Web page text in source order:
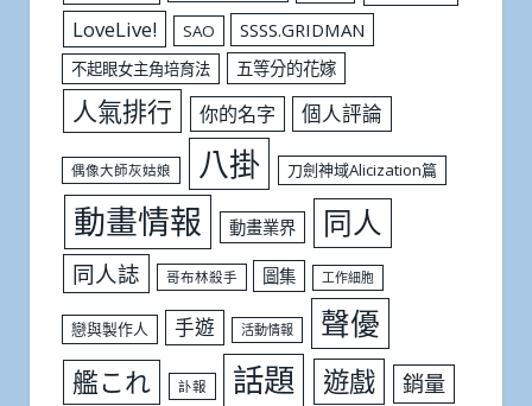
LoveLive! SAO SSSS.GRIDMAN
不起眼女主角培育法 五等分的花嫁
人氣排行 你的名字 個人評論
偶像大師灰姑娘 八掛 刀劍神域Alicization篇
動畫情報 動畫業界 同人
同人誌 哥布林殺手 圖集 工作細胞
戀與製作人 手遊 活動情報 聲優
艦これ 訃報 話題 遊戲 銷量